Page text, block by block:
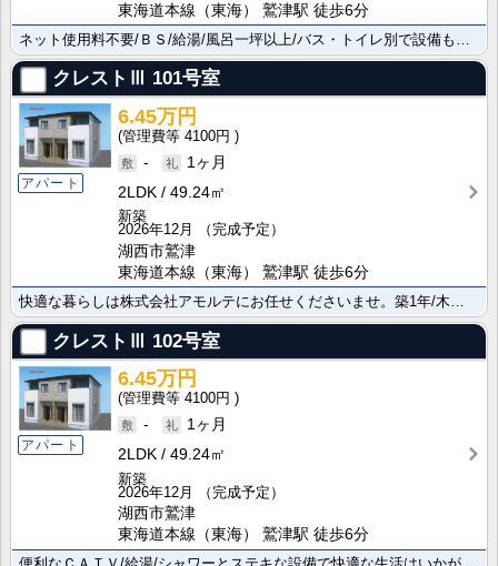
東海道本線（東海） 鷲津駅 徒歩6分
クレストⅢ 101号室
アパート
6.45万円
4100円
-
1ヶ月
2LDK
49.24㎡
新築
2026年12月
（完成予定）
湖西市鷲津
東海道本線（東海） 鷲津駅 徒歩6分
クレストⅢ 102号室
アパート
6.45万円
4100円
-
1ヶ月
2LDK
49.24㎡
新築
2026年12月
（完成予定）
湖西市鷲津
東海道本線（東海） 鷲津駅 徒歩6分